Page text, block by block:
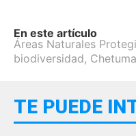
En este artículo
Áreas Naturales
biodiversidad,
TE PUEDE